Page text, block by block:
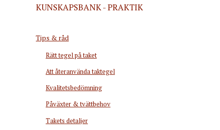
KUNSKAPSBANK - PRAKTIK
Tips & råd
Rätt tegel på taket
Att återanvända taktegel
Kvalitetsbedömning
Påväxter & tvättbehov
Takets detaljer